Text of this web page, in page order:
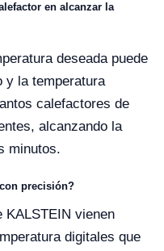
en alcanzar la
deseada puede
y la temperatura
calefactores de
alcanzando la
minutos.
precisión?
vienen
digitales que